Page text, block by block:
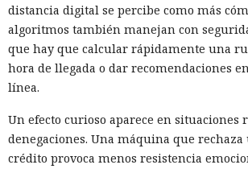
distancia digital se percibe como más
algoritmos también manejan con
que hay que calcular rápidamente una
hora de llegada o dar recomendaciones
línea.
Un efecto curioso aparece en situaciones
denegaciones. Una máquina que
crédito provoca menos resistencia